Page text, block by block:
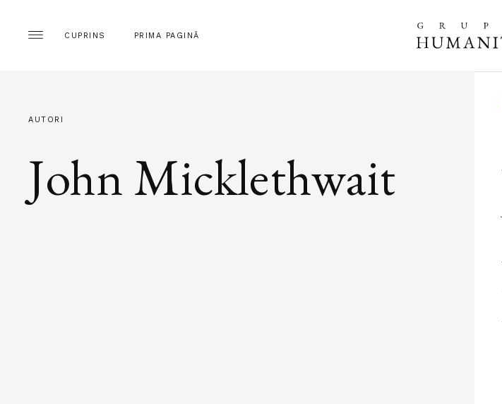
CUPRINS PRIMA PAGINĂ
AUTORI
John Micklethwait